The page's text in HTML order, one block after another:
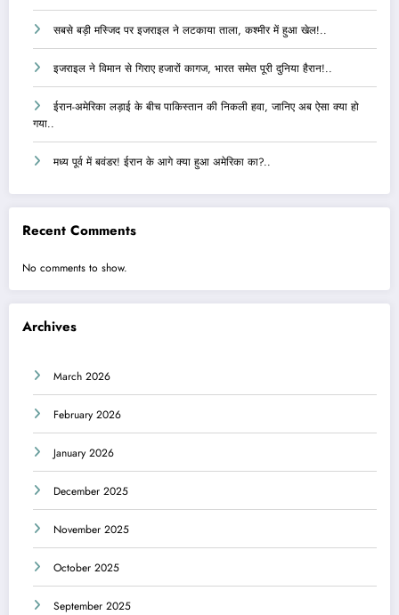
सबसे बड़ी मस्जिद पर इजराइल ने लटकाया ताला, कश्मीर में हुआ खेल!..
इजराइल ने विमान से गिराए हजारों कागज, भारत समेत पूरी दुनिया हैरान!..
ईरान-अमेरिका लड़ाई के बीच पाकिस्तान की निकली हवा, जानिए अब ऐसा क्या हो
गया..
मध्य पूर्व में बवंडर! ईरान के आगे क्या हुआ अमेरिका का?..
Recent Comments
No comments to show.
Archives
March 2026
February 2026
January 2026
December 2025
November 2025
October 2025
September 2025